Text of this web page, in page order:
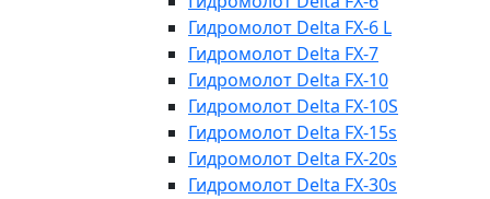
Гидромолот Delta FX-6 L
Гидромолот Delta FX-7
Гидромолот Delta FX-10
Гидромолот Delta FX-10S
Гидромолот Delta FX-15s
Гидромолот Delta FX-20s
Гидромолот Delta FX-30s